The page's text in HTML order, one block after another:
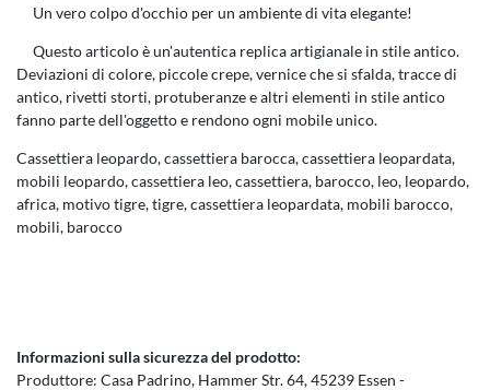
Un vero colpo d'occhio per un ambiente di vita elegante!
Questo articolo è un'autentica replica artigianale in stile antico.
Deviazioni di colore, piccole crepe, vernice che si sfalda, tracce di
antico, rivetti storti, protuberanze e altri elementi in stile antico
fanno parte dell'oggetto e rendono ogni mobile unico.
Cassettiera leopardo, cassettiera barocca, cassettiera leopardata,
mobili leopardo, cassettiera leo, cassettiera, barocco, leo, leopardo,
africa, motivo tigre, tigre, cassettiera leopardata, mobili barocco,
mobili, barocco
Informazioni sulla sicurezza del prodotto:
Produttore: Casa Padrino Hammer Str.64 45239 Essen